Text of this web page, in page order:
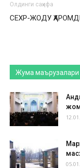
Олдинги саҳифа
СЕХР-ЖОДУ
Жума маърузалари